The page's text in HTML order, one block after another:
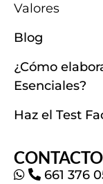
Valores
Blog
¿Cómo
Esenciales?
Haz el Test
CONTACTO
661 376